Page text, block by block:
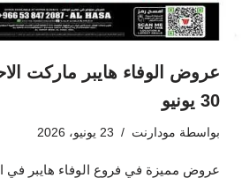
30 يونيو
بواسطة مودارنت 23 يونيو، 2026
عروض مميزة في فروع الوفاء هايبر في